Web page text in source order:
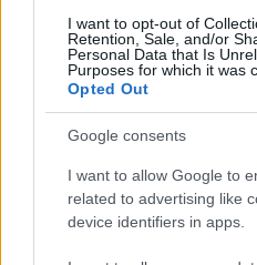
I want to opt-out of
Retention, Sale, and/or
Personal Data that Is
Purposes for which it was
Opted Out
Google consents
I want to allow Google to
related to advertising like
device identifiers in apps.
daGoogle
Condividi l'articolo
F
a
ce
T
w
it
Pi
n
te
h
at
Articolo